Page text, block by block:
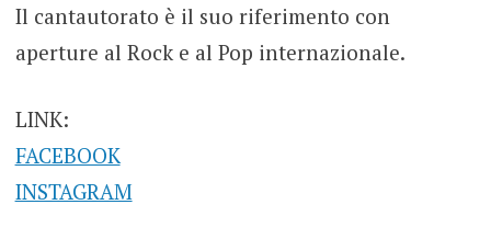
Il cantautorato è il suo riferimento con
aperture al Rock e al Pop internazionale.
LINK:
FACEBOOK
INSTAGRAM